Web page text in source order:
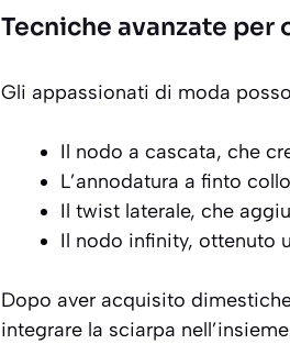
Tecniche avanzate per
Gli appassionati di moda
Il nodo a cascata, che
L’annodatura a finto
Il twist laterale, che
Il nodo infinity, ottenuto
Dopo aver acquisito
integrare la sciarpa